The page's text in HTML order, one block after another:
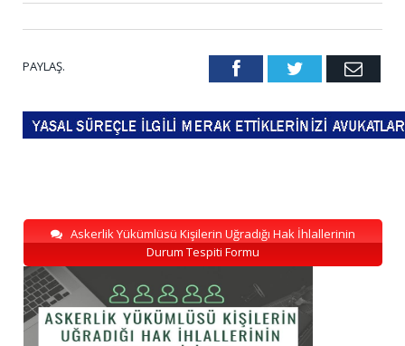
PAYLAŞ. FacebookTwitter Email
Askerlik Yükümlüsü Kişilerin Uğradığı Hak İhlallerinin
Durum Tespiti Formu